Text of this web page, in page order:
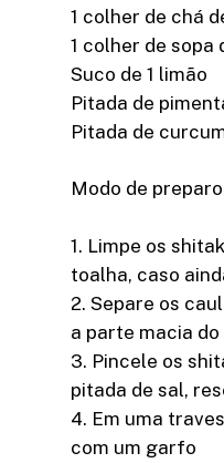
1 colher de chá
1 colher de sopa
Suco de 1 limão
Pitada de
Pitada de
Modo de
1. Limpe os
toalha, caso
2. Separe os
a parte macia
3. Pincele os
pitada de sal,
4. Em uma
com um garfo